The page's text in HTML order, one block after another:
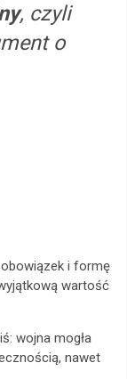
, czyli
o
obowiązek i formę
wartość
wojna mogła
nawet